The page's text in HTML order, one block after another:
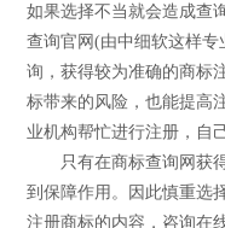
如果选择不当就会造成查
查询官网(由中细软这样
询，获得较为准确的商标
标带来的风险，也能提高
业机构帮忙进行注册，自
只有在商标查询网获得
到保障作用。因此慎重选
注册商标的内容，咨询在